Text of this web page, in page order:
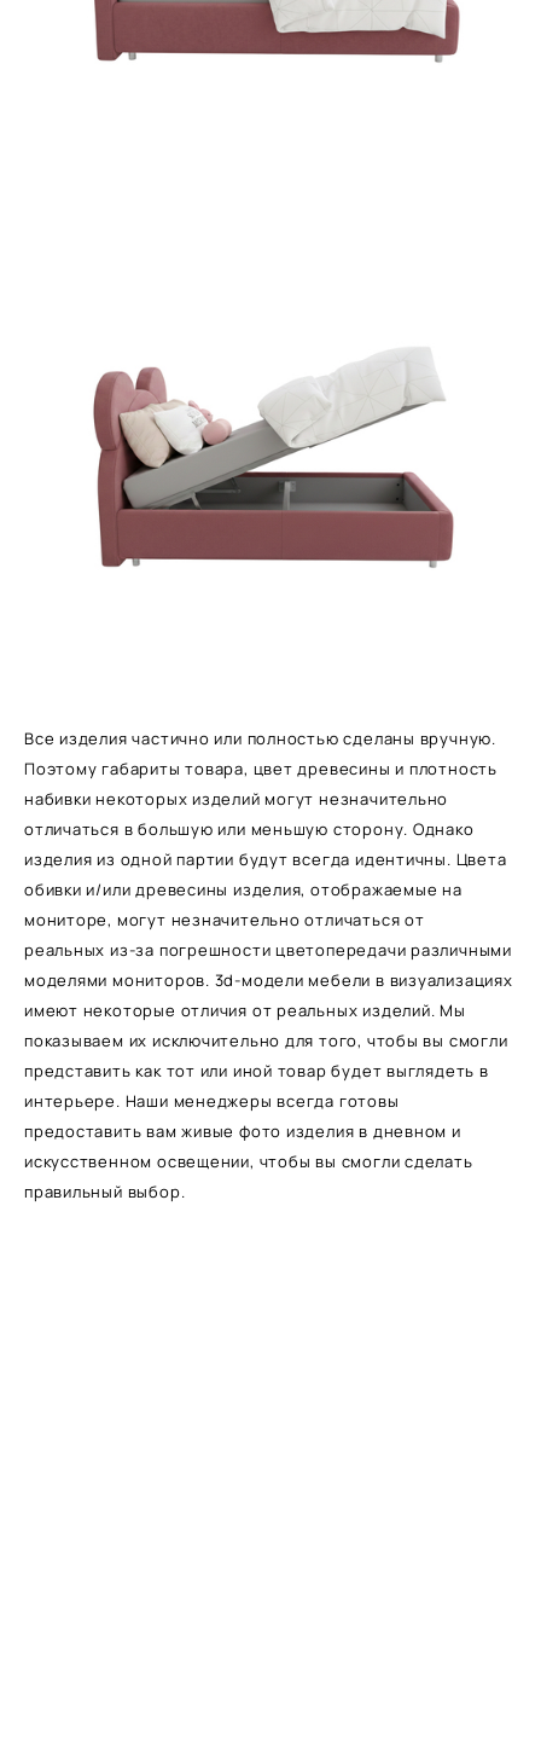
Все изделия частично или полностью сделаны вручную.
Поэтому габариты товара, цвет древесины и плотность
набивки некоторых изделий могут незначительно
отличаться в большую или меньшую сторону. Однако
изделия из одной партии будут всегда идентичны. Цвета
обивки и/или древесины изделия, отображаемые на
мониторе, могут незначительно отличаться от
реальных из-за погрешности цветопередачи различными
моделями мониторов. 3d-модели мебели в визуализациях
имеют некоторые отличия от реальных изделий. Мы
показываем их исключительно для того, чтобы вы смогли
представить как тот или иной товар будет выглядеть в
интерьере. Наши менеджеры всегда готовы
предоставить вам живые фото изделия в дневном и
искусственном освещении, чтобы вы смогли сделать
правильный выбор.